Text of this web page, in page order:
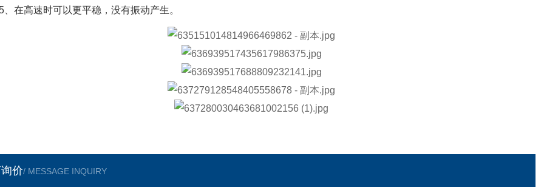
、在高速时可以更平稳，没有振动产生。
价/ MESSAGE INQUIRY